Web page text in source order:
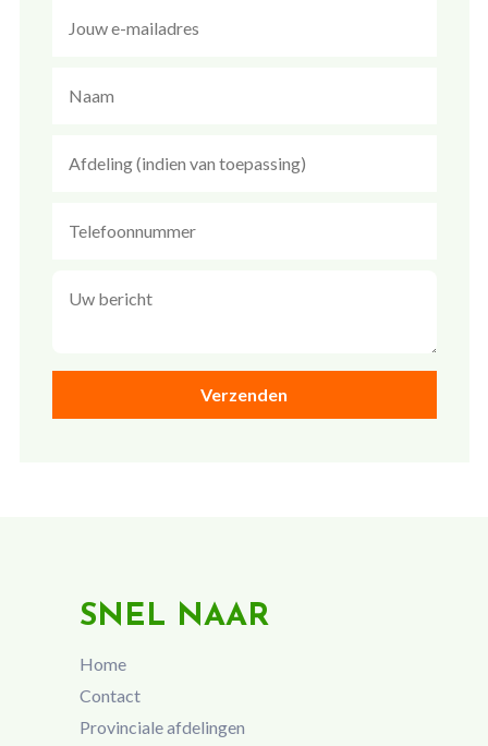
SNEL NAAR
Home
Contact
Provinciale afdelingen